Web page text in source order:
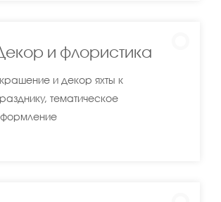
и флористика
и декор яхты к
тематическое